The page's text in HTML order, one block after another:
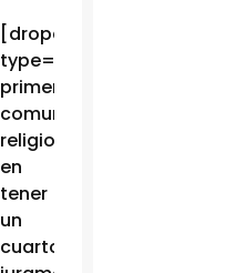
[dropcap
type=”4″]L[/dropcap]a
primera
comunidad
religiosa
en
tener
un
cuarto